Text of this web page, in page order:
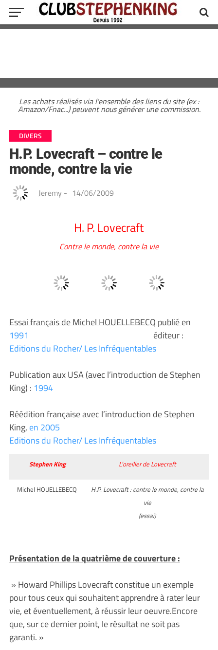
Les achats réalisés via l'ensemble des liens du site (ex :
Amazon/Fnac...) peuvent nous générer une commission.
DIVERS
H.P. Lovecraft – contre le
monde, contre la vie
Jeremy - 14/06/2009
H. P. Lovecraft
Contre le monde, contre la vie
Essai français de Michel HOUELLEBECQ publiéen
1991
éditeur :
Editions du Rocher/ Les Infréquentables
Publication aux USA (avec l’introduction de Stephen
King) : 1994
Réédition française avec l’introduction de Stephen
King, en 2005
Editions du Rocher/ Les Infréquentables
Stephen King L’oreiller de Lovecraft
Michel HOUELLEBECQ
H.P. Lovecraft : contre le monde, contre la
vie
(essai)
Présentation de la quatrième de couverture :
» Howard Phillips Lovecraft constitue un exemple
pour tous ceux qui souhaitent apprendre à rater leur
vie, et éventuellement, à réussir leur oeuvre.Encore
que, sur ce dernier point, le résultat ne soit pas
garanti. »